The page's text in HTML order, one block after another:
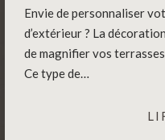
Envie de personnaliser
d’extérieur ? La
de magnifier vos
Ce type de…